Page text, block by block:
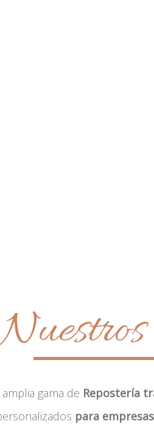
gama de Repostería
para empresas